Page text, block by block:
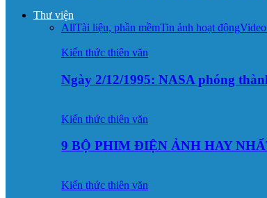
Thư viện
AllTài liệu, phần mềmTin ảnh hoạt động
Kiến thức thiên văn
Ngày 2/12/1995: NASA phóng
Kiến thức thiên văn
9 BỘ PHIM ĐIỆN ẢNH HAY
Kiến thức thiên văn